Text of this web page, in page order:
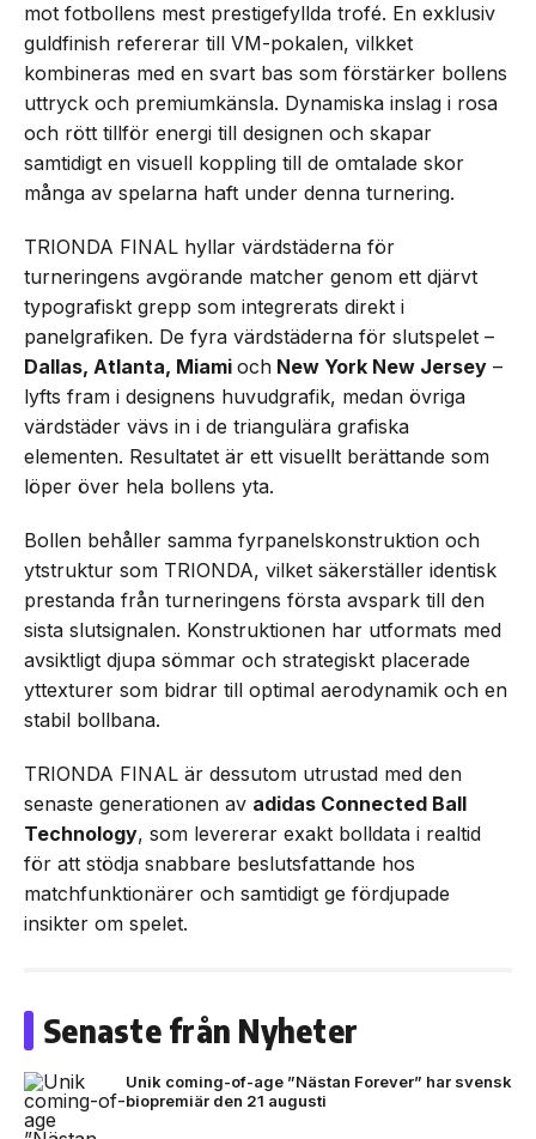
mot fotbollens mest prestigefyllda trofé. En exklusiv
guldfinish refererar till VM-pokalen, vilkket
kombineras med en svart bas som förstärker bollens
uttryck och premiumkänsla. Dynamiska inslag i rosa
och rött tillför energi till designen och skapar
samtidigt en visuell koppling till de omtalade skor
många av spelarna haft under denna turnering.
TRIONDA FINAL hyllar värdstäderna för
turneringens avgörande matcher genom ett djärvt
typografiskt grepp som integrerats direkt i
panelgrafiken. De fyra värdstäderna för slutspelet –
Dallas, Atlanta, Miami och New York New Jersey –
lyfts fram i designens huvudgrafik, medan övriga
värdstäder vävs in i de triangulära grafiska
elementen. Resultatet är ett visuellt berättande som
löper över hela bollens yta.
Bollen behåller samma fyrpanelskonstruktion och
ytstruktur som TRIONDA, vilket säkerställer identisk
prestanda från turneringens första avspark till den
sista slutsignalen. Konstruktionen har utformats med
avsiktligt djupa sömmar och strategiskt placerade
yttexturer som bidrar till optimal aerodynamik och en
stabil bollbana.
TRIONDA FINAL är dessutom utrustad med den
senaste generationen av adidas Connected Ball
Technology, som levererar exakt bolldata i realtid
för att stödja snabbare beslutsfattande hos
matchfunktionärer och samtidigt ge fördjupade
insikter om spelet.
Senaste från Nyheter
Unik coming-of-age ”Nästan Forever” har svensk
biopremiär den 21 augusti